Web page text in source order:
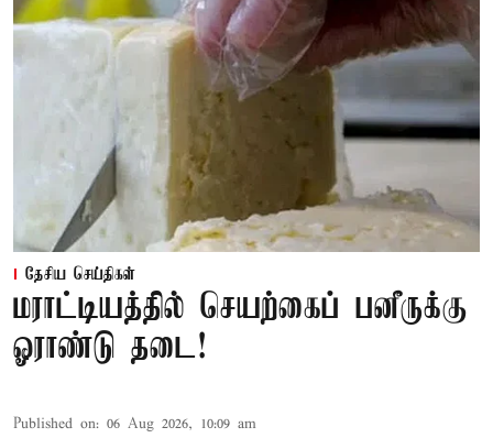
தேசிய செய்திகள்
மராட்டியத்தில் செயற்கைப் பனீருக்கு
ஓராண்டு தடை!
Published on: 06 Aug 2026, 10:09 am